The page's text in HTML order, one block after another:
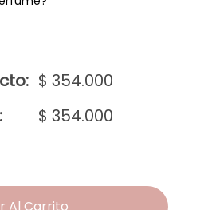
$ 354.000
$ 354.000
Al Carrito